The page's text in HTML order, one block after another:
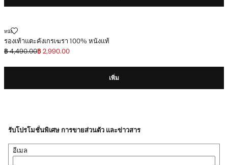
หนัง
รองเท้าแตะคังเกรเฆรา 100% หนังแท้
รองเท้าแตะคังเกรเฆรา 100% หนังแท้
ลดราคาเริ่มต้น [฿ 4,490.00 ]
฿ 4,490.00
ราคาปัจจุบัน [฿ 2,990.00 ]
฿ 2,990.00
เพิ่ม
รับโปรโมชั่นพิเศษ การขายส่วนตัว และข่าวสาร
อีเมล